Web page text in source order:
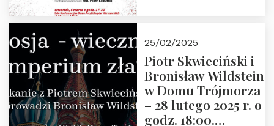
2025 r. godz. 17:30,
DAW ul. Miodowa
17/19
25/02/2025
Piotr Skwieciński i
Bronisław Wildstein
w Domu Trójmorza
– 28 lutego 2025 r. o
godz. 18:00.